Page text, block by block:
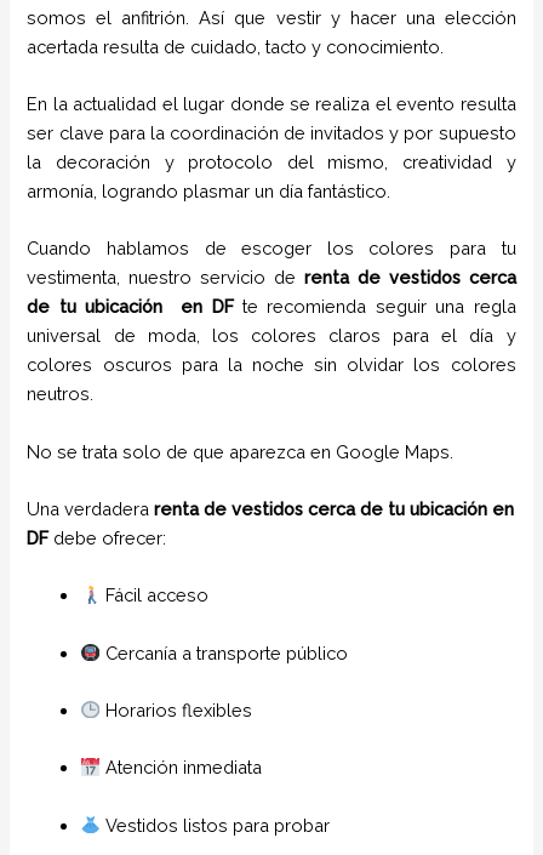
somos el anfitrión. Así que vestir y hacer una elección
acertada resulta de cuidado, tacto y conocimiento.
En la actualidad el lugar donde se realiza el evento resulta
ser clave para la coordinación de invitados y por supuesto
la decoración y protocolo del mismo, creatividad y
armonía, logrando plasmar un día fantástico.
Cuando hablamos de escoger los colores para tu
vestimenta, nuestro servicio de renta de vestidos cerca
de tu ubicación en DFte recomienda seguir una regla
universal de moda, los colores claros para el día y
colores oscuros para la noche sin olvidar los colores
neutros.
No se trata solo de que aparezca en Google Maps.
Una verdaderarenta de vestidos cerca de tu ubicación en
DFdebe ofrecer:
Fácil acceso
Cercanía a transporte público
Horarios flexibles
Atención inmediata
Vestidos listos para probar